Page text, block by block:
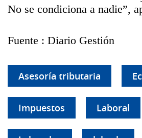
No se condiciona a nadie”,
Fuente : Diario Gestión
Asesoría tributaria
Impuestos Laboral